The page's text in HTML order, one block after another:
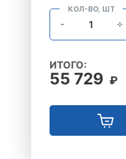
КОЛ-ВО, ШТ
ИТОГО:
55 729 ₽